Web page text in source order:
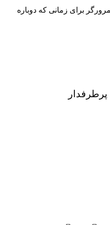
برای زمانی که دوباره